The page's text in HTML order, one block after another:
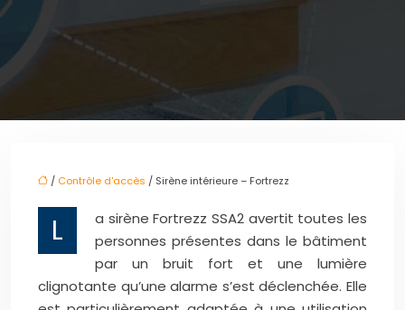
/ Contrôle d'accès / Sirène intérieure – Fortrezz
L
a sirène Fortrezz SSA2 avertit toutes les
personnes présentes dans le bâtiment
par un bruit fort et une lumière
clignotante qu’une alarme s’est déclenchée. Elle